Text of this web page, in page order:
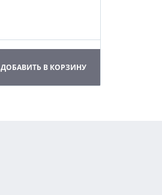
ДОБАВИТЬ В КОРЗИНУ